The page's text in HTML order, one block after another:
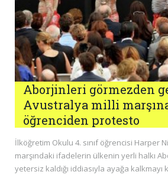
Aborjinleri görmezden
Avustralya milli
öğrenciden protesto
İlköğretim Okulu 4. sınıf öğrencisi Harper
marşındaki ifadelerin ülkenin yerli halkı
yetersiz kaldığı iddiasıyla ayağa kalkmayı